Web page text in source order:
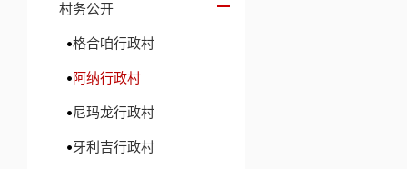
村务公开
格合咱行政村
阿纳行政村
尼玛龙行政村
牙利吉行政村